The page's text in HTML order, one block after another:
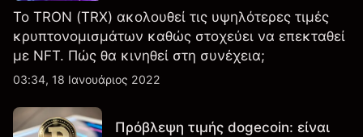
Το TRON (TRX) ακολουθεί τις υψηλότερες τιμές
κρυπτονομισμάτων καθώς στοχεύει να επεκταθεί
με NFT. Πώς θα κινηθεί στη συνέχεια;
03:34, 18 Ιανουάριος 2022
Πρόβλεψη τιμής dogecoin: είναι